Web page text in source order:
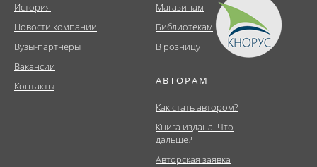
История
Новости компании
Вузы-партнеры
Вакансии
Контакты
Магазинам
Библиотекам
В розницу
АВТОРАМ
Как стать автором?
Книга издана. Что
дальше?
Авторская заявка